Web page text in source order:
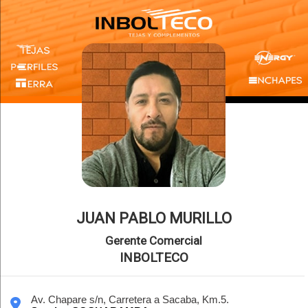
JUAN PABLO MURILLO
Gerente Comercial
INBOLTECO
Av. Chapare s/n, Carretera a Sacaba, Km.5.